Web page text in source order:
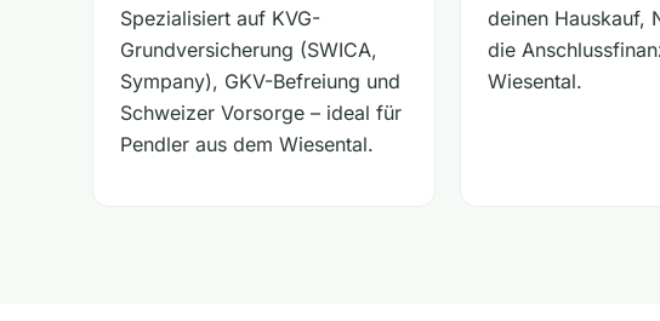
Spezialisiert auf KVG-
Grundversicherung (SWICA,
Sympany), GKV-Befreiung und
Schweizer Vorsorge – ideal für
Pendler aus dem Wiesental.
deinen Hauskauf,
die
Wiesental.